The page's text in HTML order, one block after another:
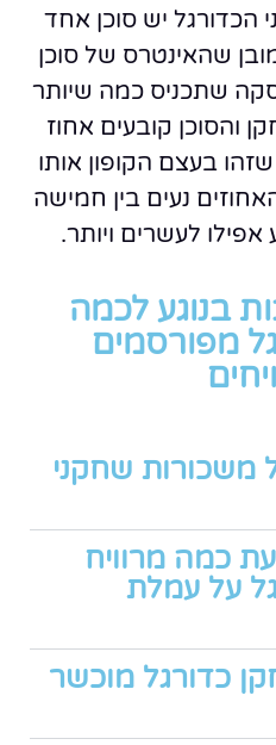
הכדורגל יש סוכן אחד
שהאינטרס של סוכן
שתכניס כמה שיותר
והסוכן קובעים אחוז
בעצם הקופון אותו
נעים בין חמישה
אפילו לעשרים ויותר.
בנוגע לכמה
מפורסמים
שחקני
כמה מרוויח
על עמלת
כדורגל מוכשר